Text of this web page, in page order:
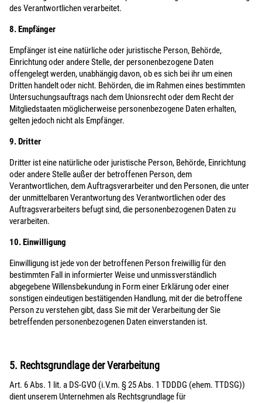
des Verantwortlichen verarbeitet.
8. Empfänger
Empfänger ist eine natürliche oder juristische Person, Behörde,
Einrichtung oder andere Stelle, der personenbezogene Daten
offengelegt werden, unabhängig davon, ob es sich bei ihr um einen
Dritten handelt oder nicht. Behörden, die im Rahmen eines bestimmten
Untersuchungsauftrags nach dem Unionsrecht oder dem Recht der
Mitgliedstaaten möglicherweise personenbezogene Daten erhalten,
gelten jedoch nicht als Empfänger.
9. Dritter
Dritter ist eine natürliche oder juristische Person, Behörde, Einrichtung
oder andere Stelle außer der betroffenen Person, dem
Verantwortlichen, dem Auftragsverarbeiter und den Personen, die unter
der unmittelbaren Verantwortung des Verantwortlichen oder des
Auftragsverarbeiters befugt sind, die personenbezogenen Daten zu
verarbeiten.
10. Einwilligung
Einwilligung ist jede von der betroffenen Person freiwillig für den
bestimmten Fall in informierter Weise und unmissverständlich
abgegebene Willensbekundung in Form einer Erklärung oder einer
sonstigen eindeutigen bestätigenden Handlung, mit der die betroffene
Person zu verstehen gibt, dass Sie mit der Verarbeitung der Sie
betreffenden personenbezogenen Daten einverstanden ist.
5. Rechtsgrundlage der Verarbeitung
Art. 6 Abs. 1 lit. a DS-GVO (i.V.m. § 25 Abs. 1 TDDDG (ehem. TTDSG))
dient unserem Unternehmen als Rechtsgrundlage für